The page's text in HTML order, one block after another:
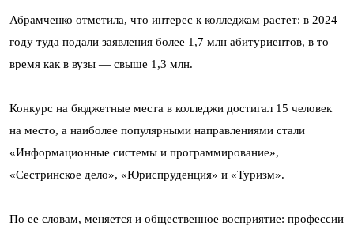
Абрамченко отметила, что интерес к колледжам растет: в 2024
году туда подали заявления более 1,7 млн абитуриентов, в то
время как в вузы — свыше 1,3 млн.
Конкурс на бюджетные места в колледжи достигал 15 человек
на место, а наиболее популярными направлениями стали
«Информационные системы и программирование»,
«Сестринское дело», «Юриспруденция» и «Туризм».
По ее словам, меняется и общественное восприятие: профессии